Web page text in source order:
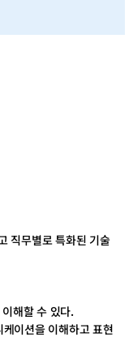
직무별로 특화된 기술
해할 수 있다.
이션을 이해하고 표현